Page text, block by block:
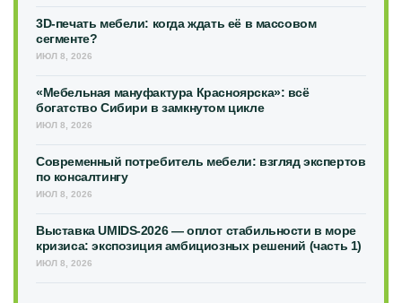
3D-печать мебели: когда ждать её в массовом
сегменте?
ИЮЛ 8, 2026
«Мебельная мануфактура Красноярска»: всё
богатство Сибири в замкнутом цикле
ИЮЛ 8, 2026
Современный потребитель мебели: взгляд экспертов
по консалтингу
ИЮЛ 8, 2026
Выставка UMIDS-2026 — оплот стабильности в море
кризиса: экспозиция амбициозных решений (часть 1)
ИЮЛ 8, 2026